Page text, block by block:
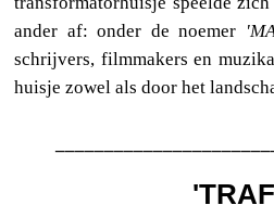
ander af: onder de noemer
schrijvers, filmmakers en
huisje zowel als door het